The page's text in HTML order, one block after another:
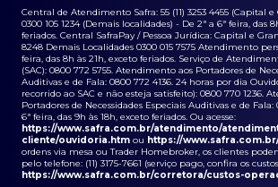
Central de Atendimento Safra: 55 (11) 3253 4455 (Capital
0300 105 1234 (Demais localidades) - De 2ª a 6ª feira, das
feriados. Central SafraPay / Pessoa Jurídica: Capital e
8248 Demais Localidades 0300 015 7575 Atendimento
feira, das 8h às 21h, exceto feriados. Serviço de
(SAC): 0800 772 5755. Atendimento aos Portadores de
Auditivas e de Fala: 0800 772 4136. 24 horas por dia
recorrido ao SAC e não esteja satisfeito): 0800 770 1236.
Portadores de Necessidades Especiais Auditivas e de Fala:
6ª feira, das 9h às 18h, exceto feriados. Ou acesse:
https://www.safra.com.br/atendimento/
cliente/ouvidoria.htm ou https://
ordens via mesa ou Trader Homebroker, os clientes
pelo telefone: (11) 3175-7661 (serviço pago, confira os
https://www.safra.com.br/corretora/custos-